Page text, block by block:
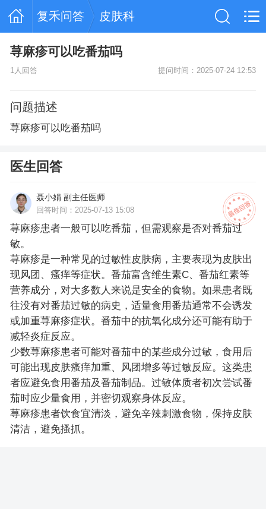
复禾问答 皮肤科
荨麻疹可以吃番茄吗
1人回答 提问时间：2025-07-24 12:53
问题描述
荨麻疹可以吃番茄吗
医生回答
聂小娟 副主任医师
回答时间：2025-07-13 15:08
荨麻疹患者一般可以吃番茄，但需观察是否对番茄过
敏。
荨麻疹是一种常见的过敏性皮肤病，主要表现为皮肤出
现风团、瘙痒等症状。番茄富含维生素C、番茄红素等
营养成分，对大多数人来说是安全的食物。如果患者既
往没有对番茄过敏的病史，适量食用番茄通常不会诱发
或加重荨麻疹症状。番茄中的抗氧化成分还可能有助于
减轻炎症反应。
少数荨麻疹患者可能对番茄中的某些成分过敏，食用后
可能出现皮肤瘙痒加重、风团增多等过敏反应。这类患
者应避免食用番茄及番茄制品。过敏体质者初次尝试番
茄时应少量食用，并密切观察身体反应。
荨麻疹患者饮食宜清淡，避免辛辣刺激食物，保持皮肤
清洁，避免搔抓。